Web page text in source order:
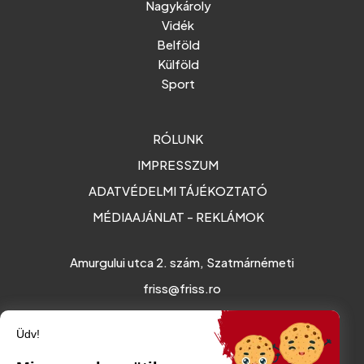
Nagykároly
Vidék
Belföld
Külföld
Sport
RÓLUNK
IMPRESSZUM
ADATVÉDELMI TÁJÉKOZTATÓ
MÉDIAAJÁNLAT - REKLÁMOK
Amurgului utca 2. szám, Szatmárnémeti
friss@friss.ro
Üdv!